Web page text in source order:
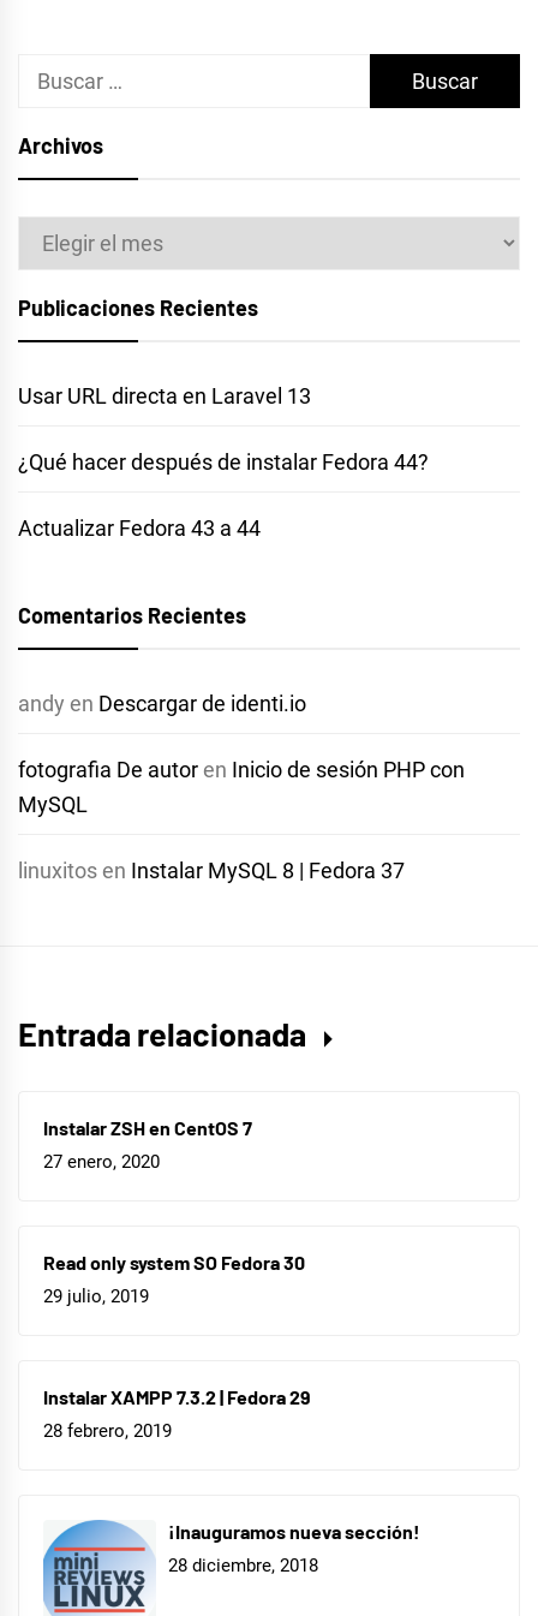
Buscar:
Archivos
Archivos
Publicaciones Recientes
Usar URL directa en Laravel 13
¿Qué hacer después de instalar Fedora 44?
Actualizar Fedora 43 a 44
Comentarios Recientes
andy en Descargar de identi.io
fotografia De autor en Inicio de sesión PHP con
MySQL
linuxitos en Instalar MySQL 8 | Fedora 37
Entrada relacionada
Instalar ZSH en CentOS 7
27 enero, 2020
Read only system SO Fedora 30
29 julio, 2019
Instalar XAMPP 7.3.2 | Fedora 29
28 febrero, 2019
¡Inauguramos nueva sección!
28 diciembre, 2018